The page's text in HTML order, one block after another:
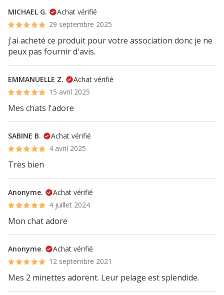
MICHAEL G.
Achat vérifié
29 septembre 2025
j'ai acheté ce produit pour votre association donc je ne
peux pas fournir d'avis.
EMMANUELLE Z.
Achat vérifié
15 avril 2025
Mes chats l'adore
SABINE B.
Achat vérifié
4 avril 2025
Très bien
Anonyme.
Achat vérifié
4 juillet 2024
Mon chat adore
Anonyme.
Achat vérifié
12 septembre 2021
Mes 2 minettes adorent. Leur pelage est splendide.